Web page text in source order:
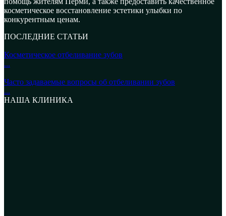
косметическое восстановление эстетики улыбки по
конкурентным ценам.
ПОСЛЕДНИЕ СТАТЬИ
Косметическое отбеливание зубов
...
Часто задаваемые вопросы об отбеливании зубов
...
НАША КЛИНИКА